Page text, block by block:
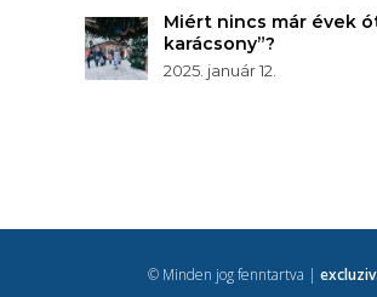
Miért nincs már évek
karácsony”?
2025. január 12.
© Minden jog fenntartva |